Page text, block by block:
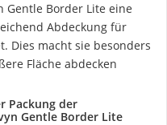
Gentle Border Lite eine
Abdeckung für
Dies macht sie besonders
Fläche abdecken
Packung der
Gentle Border Lite